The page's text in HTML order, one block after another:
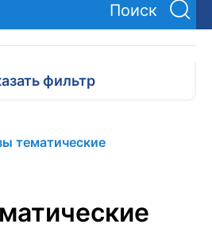
фильтр
тематические